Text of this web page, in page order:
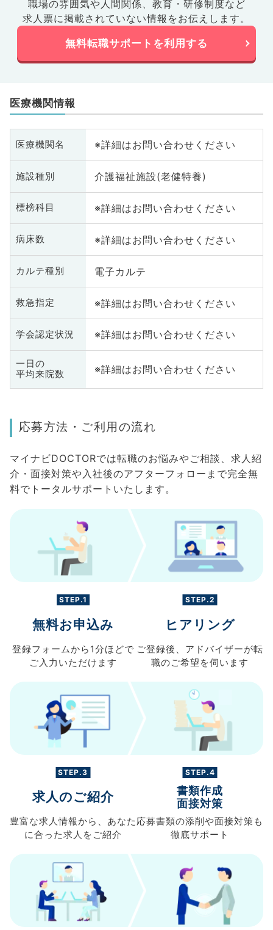
職場の雰囲気や人間関係、 教育・研修制度など
求人票に掲載されていない情報をお伝えします。
無料転職サポートを利用する
医療機関情報
医療機関名 ※詳細はお問い合わせください
施設種別 介護福祉施設(老健特養)
標榜科目 ※詳細はお問い合わせください
病床数 ※詳細はお問い合わせください
カルテ種別 電子カルテ
救急指定 ※詳細はお問い合わせください
学会認定状況 ※詳細はお問い合わせください
一日の
平均来院数
※詳細はお問い合わせください
応募方法・ご利用の流れ
マイナビDOCTORでは転職のお悩みやご相談、求人紹
介・面接対策や入社後のアフターフォローまで完全無
料でトータルサポートいたします。
STEP.1
無料お申込み
登録フォームから 1分ほどで
ご入力 いただけます
STEP.2
ヒアリング
ご登録後、 アドバイザーが転
職のご希望を伺います
STEP.3
求人のご紹介
豊富な求人情報から、 あなた
に合った求人を ご紹介
STEP.4
書類作成
面接対策
応募書類の添削や面接対策も
徹底サポート